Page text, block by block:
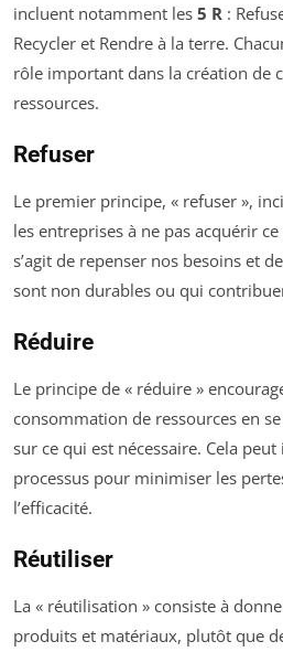
incluent notamment les 5 R :
Recycler et Rendre à la terre.
rôle important dans la création de
ressources.
Refuser
Le premier principe, « refuser »,
les entreprises à ne pas acquérir
s’agit de repenser nos besoins et
sont non durables ou qui
Réduire
Le principe de « réduire »
consommation de ressources en
sur ce qui est nécessaire. Cela
processus pour minimiser les
l’efficacité.
Réutiliser
La « réutilisation » consiste à
produits et matériaux, plutôt que